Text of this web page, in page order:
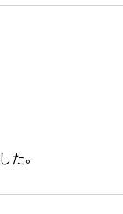
た。